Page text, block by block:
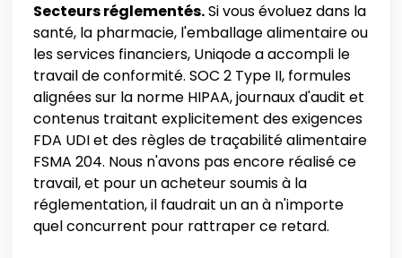
Secteurs réglementés.Si vous évoluez dans la
santé, la pharmacie, l'emballage alimentaire ou
les services financiers, Uniqode a accompli le
travail de conformité. SOC 2 Type II, formules
alignées sur la norme HIPAA, journaux d'audit et
contenus traitant explicitement des exigences
FDA UDI et des règles de traçabilité alimentaire
FSMA 204. Nous n'avons pas encore réalisé ce
travail, et pour un acheteur soumis à la
réglementation, il faudrait un an à n'importe
quel concurrent pour rattraper ce retard.